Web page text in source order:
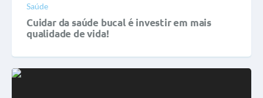
Saúde
Cuidar da saúde bucal é investir em mais
qualidade de vida!